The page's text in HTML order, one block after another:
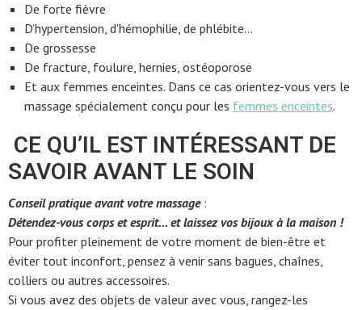
De forte fièvre
D’hypertension, d'hémophilie, de phlébite…
De grossesse
De fracture, foulure, hernies, ostéoporose
Et aux femmes enceintes. Dans ce cas orientez-vous vers le
massage spécialement conçu pour les femmes enceintes.
CE QU’IL EST INTÉRESSANT DE
SAVOIR AVANT LE SOIN
Conseil pratique avant votre massage :
Détendez-vous corps et esprit… et laissez vos bijoux à la maison !
Pour profiter pleinement de votre moment de bien-être et
éviter tout inconfort, pensez à venir sans bagues, chaînes,
colliers ou autres accessoires.
Si vous avez des objets de valeur avec vous, rangez-les